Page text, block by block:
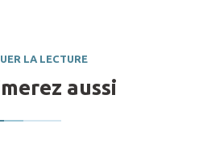
LA LECTURE
aussi